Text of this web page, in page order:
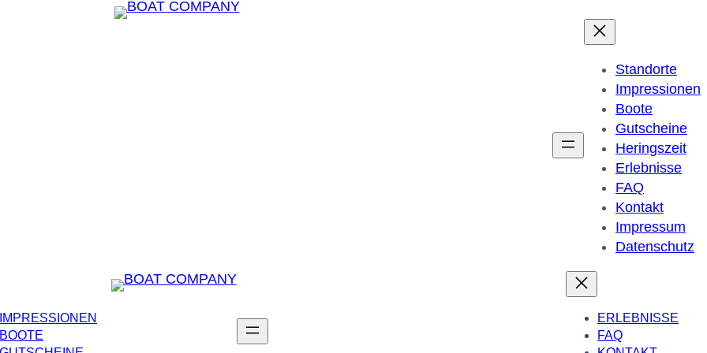
Standorte
Impressionen
Boote
Gutscheine
Heringszeit
Erlebnisse
FAQ
Kontakt
Impressum
Datenschutz
IMPRESSIONEN
BOOTE
ERLEBNISSE
FAQ